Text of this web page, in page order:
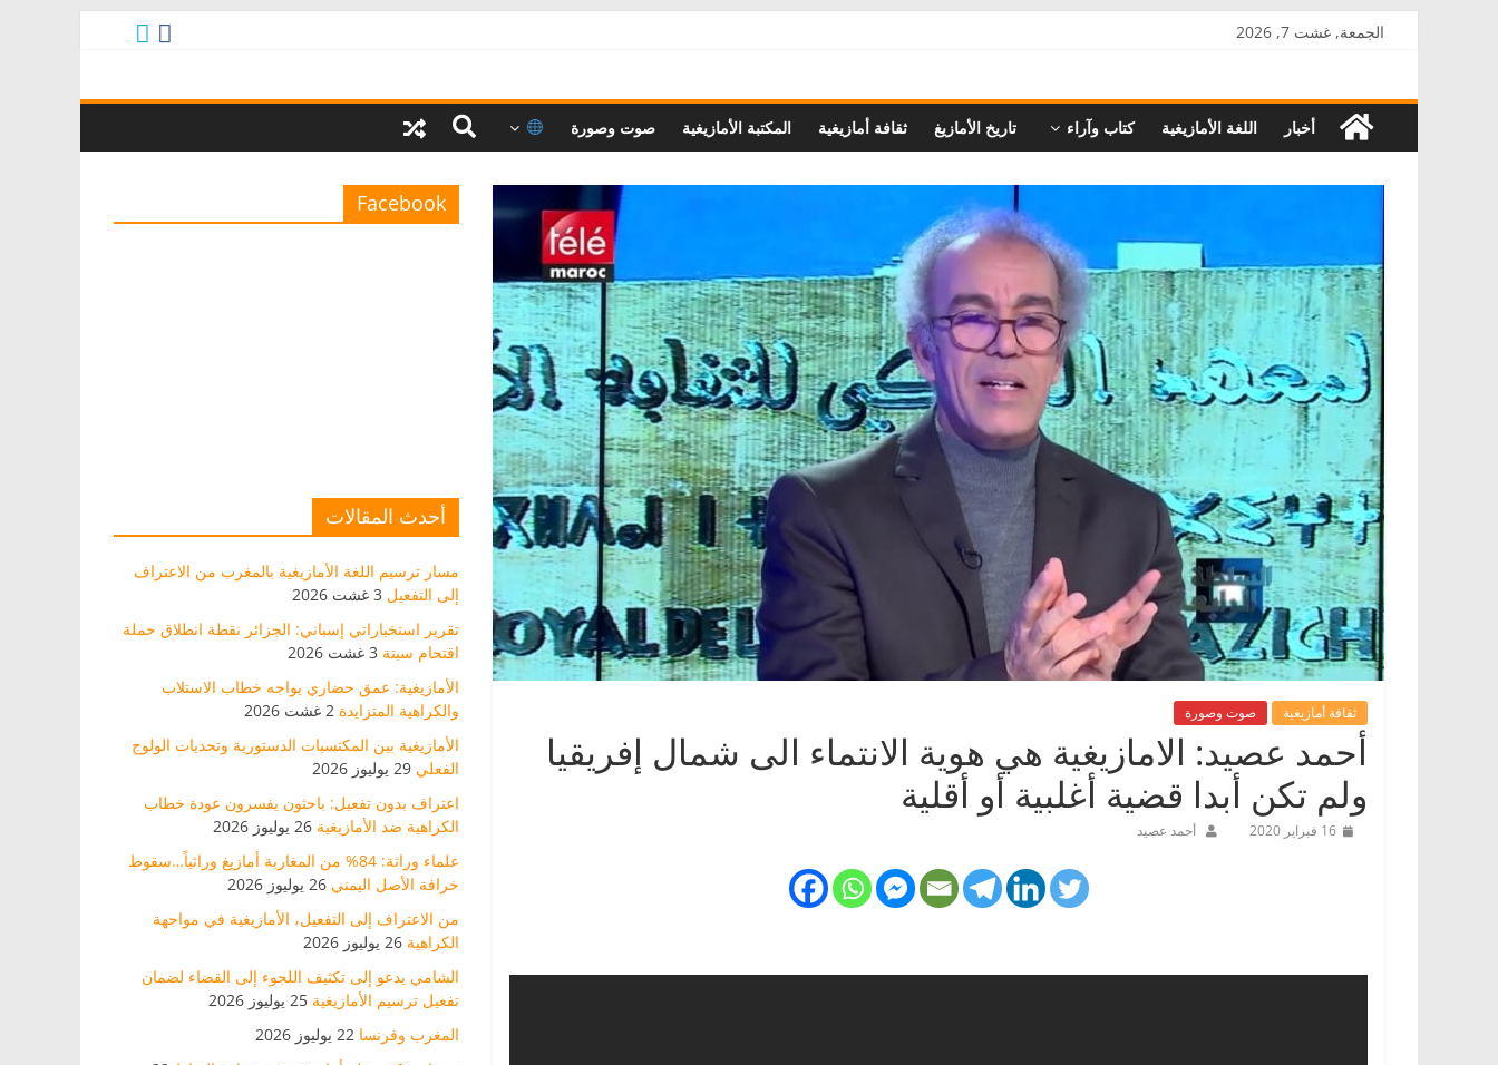
الجمعة, غشت 7, 2026
AkalPress
منبر
أخبار اللغة الأمازيغية كتاب وآراء تاريخ الأمازيغ ثقافة أمازيغية المكتبة الأمازيغية صوت وصورة
ثقافة أمازيغية صوت وصورة
أحمد عصيد: الامازيغية هي هوية الانتماء الى شمال إفريقيا
ولم تكن أبدا قضية أغلبية أو أقلية
16 فبراير 2020 أحمد عصيد
Facebook
أحدث المقالات
مسار ترسيم اللغة الأمازيغية بالمغرب من الاعتراف
إلى التفعيل 3 غشت 2026
تقرير استخباراتي إسباني: الجزائر نقطة انطلاق حملة
اقتحام سبتة 3 غشت 2026
الأمازيغية: عمق حضاري يواجه خطاب الاستلاب
والكراهية المتزايدة 2 غشت 2026
الأمازيغية بين المكتسبات الدستورية وتحديات الولوج
الفعلي 29 يوليوز 2026
اعتراف بدون تفعيل: باحثون يفسرون عودة خطاب
الكراهية ضد الأمازيغية 26 يوليوز 2026
علماء وراثة: 84% من المغاربة أمازيغ وراثياً…سقوط
خرافة الأصل اليمني 26 يوليوز 2026
من الاعتراف إلى التفعيل، الأمازيغية في مواجهة
الكراهية 26 يوليوز 2026
الشامي يدعو إلى تكثيف اللجوء إلى القضاء لضمان
تفعيل ترسيم الأمازيغية 25 يوليوز 2026
المغرب وفرنسا 22 يوليوز 2026